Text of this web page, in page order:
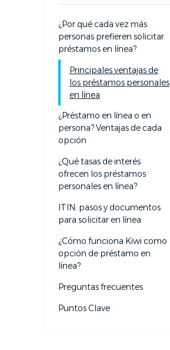
¿Por qué cada vez más
personas prefieren solicitar
préstamos en línea?
Principales ventajas de
los préstamos personales
en línea
¿Préstamo en línea o en
persona? Ventajas de cada
opción
¿Qué tasas de interés
ofrecen los préstamos
personales en línea?
ITIN: pasos y documentos
para solicitar en línea
¿Cómo funciona Kiwi como
opción de préstamo en
línea?
Preguntas frecuentes
Puntos Clave